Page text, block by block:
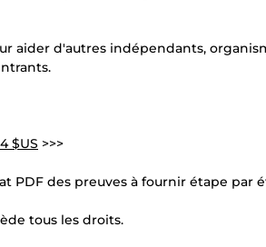
aider d'autres indépendants,
$US >>>
PDF des preuves à fournir étape
tous les droits.